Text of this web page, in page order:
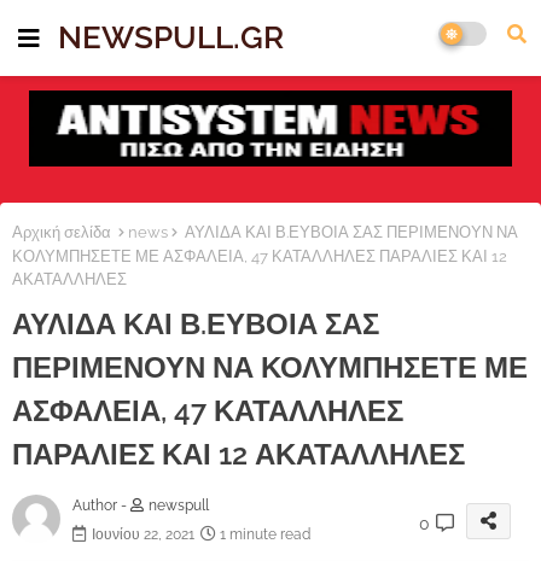
NEWSPULL.GR
Αρχική σελίδα news
ΑΥΛΙΔΑ ΚΑΙ Β.ΕΥΒΟΙΑ ΣΑΣ ΠΕΡΙΜΕΝΟΥΝ ΝΑ
ΚΟΛΥΜΠΗΣΕΤΕ ΜΕ ΑΣΦΑΛΕΙΑ, 47 ΚΑΤΑΛΛΗΛΕΣ ΠΑΡΑΛΙΕΣ ΚΑΙ 12
ΑΚΑΤΑΛΛΗΛΕΣ
ΑΥΛΙΔΑ ΚΑΙ Β.ΕΥΒΟΙΑ ΣΑΣ
ΠΕΡΙΜΕΝΟΥΝ ΝΑ ΚΟΛΥΜΠΗΣΕΤΕ ΜΕ
ΑΣΦΑΛΕΙΑ, 47 ΚΑΤΑΛΛΗΛΕΣ
ΠΑΡΑΛΙΕΣ ΚΑΙ 12 ΑΚΑΤΑΛΛΗΛΕΣ
Author -
newspull
Ιουνίου 22, 2021
1 minute read
0